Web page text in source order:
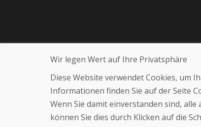
Wir legen Wert auf Ihre Privatsphäre
Diese Website verwendet Cookies, um
Informationen finden Sie auf der Seite
Wenn Sie damit einverstanden sind,
können Sie dies durch Klicken auf die